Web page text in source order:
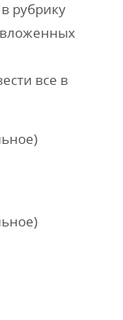
рубрику
вложенных
все в